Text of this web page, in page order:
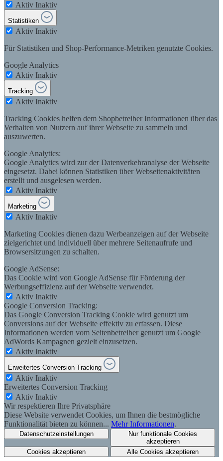
Aktiv Inaktiv
Statistiken
Aktiv Inaktiv
Für Statistiken und Shop-Performance-Metriken genutzte Cookies.
Google Analytics
Aktiv Inaktiv
Tracking
Aktiv Inaktiv
Tracking Cookies helfen dem Shopbetreiber Informationen über das
Verhalten von Nutzern auf ihrer Webseite zu sammeln und
auszuwerten.
Google Analytics:
Google Analytics wird zur der Datenverkehranalyse der Webseite
eingesetzt. Dabei können Statistiken über Webseitenaktivitäten
erstellt und ausgelesen werden.
Aktiv Inaktiv
Marketing
Aktiv Inaktiv
Marketing Cookies dienen dazu Werbeanzeigen auf der Webseite
zielgerichtet und individuell über mehrere Seitenaufrufe und
Browsersitzungen zu schalten.
Google AdSense:
Das Cookie wird von Google AdSense für Förderung der
Werbungseffizienz auf der Webseite verwendet.
Aktiv Inaktiv
Google Conversion Tracking:
Das Google Conversion Tracking Cookie wird genutzt um
Conversions auf der Webseite effektiv zu erfassen. Diese
Informationen werden vom Seitenbetreiber genutzt um Google
AdWords Kampagnen gezielt einzusetzen.
Aktiv Inaktiv
Erweitertes Conversion Tracking
Aktiv Inaktiv
Erweitertes Conversion Tracking
Aktiv Inaktiv
Wir respektieren Ihre Privatsphäre
Diese Website verwendet Cookies, um Ihnen die bestmögliche
Funktionalität bieten zu können... Mehr Informationen.
Datenschutzeinstellungen
Nur funktionale Cookies
akzeptieren
Cookies akzeptieren
Alle Cookies akzeptieren